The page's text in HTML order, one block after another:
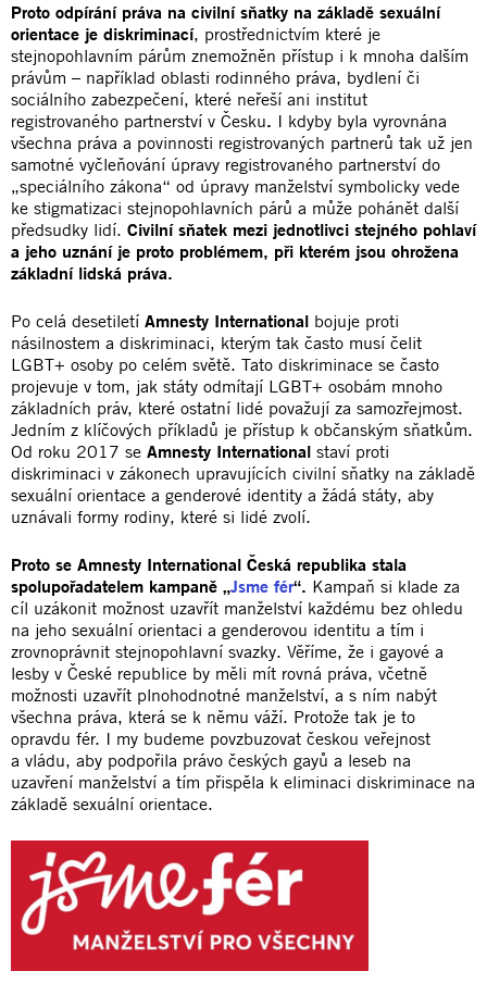
Proto odpírání práva na civilní sňatky na základě sexuální
orientace je diskriminací, prostřednictvím které je
stejnopohlavním párům znemožněn přístup i k mnoha dalším
právům – například oblasti rodinného práva, bydlení či
sociálního zabezpečení, které neřeší ani institut
registrovaného partnerství v Česku. I kdyby byla vyrovnána
všechna práva a povinnosti registrovaných partnerů tak už jen
samotné vyčleňování úpravy registrovaného partnerství do
„speciálního zákona“ od úpravy manželství symbolicky vede
ke stigmatizaci stejnopohlavních párů a může pohánět další
předsudky lidí. Civilní sňatek mezi jednotlivci stejného pohlaví
a jeho uznání je proto problémem, při kterém jsou ohrožena
základní lidská práva.
Po celá desetiletí Amnesty International bojuje proti
násilnostem a diskriminaci, kterým tak často musí čelit
LGBT+ osoby po celém světě. Tato diskriminace se často
projevuje v tom, jak státy odmítají LGBT+ osobám mnoho
základních práv, které ostatní lidé považují za samozřejmost.
Jedním z klíčových příkladů je přístup k občanským sňatkům.
Od roku 2017 se Amnesty International staví proti
diskriminaci v zákonech upravujících civilní sňatky na základě
sexuální orientace a genderové identity a žádá státy, aby
uznávali formy rodiny, které si lidé zvolí.
Proto se Amnesty International Česká republika stala
spolupořadatelem kampaně „Jsme fér“. Kampaň si klade za
cíl uzákonit možnost uzavřít manželství každému bez ohledu
na jeho sexuální orientaci a genderovou identitu a tím i
zrovnoprávnit stejnopohlavní svazky. Věříme, že i gayové a
lesby v České republice by měli mít rovná práva, včetně
možnosti uzavřít plnohodnotné manželství, a s ním nabýt
všechna práva, která se k němu váží. Protože tak je to
opravdu fér. I my budeme povzbuzovat českou veřejnost
a vládu, aby podpořila právo českých gayů a leseb na
uzavření manželství a tím přispěla k eliminaci diskriminace na
základě sexuální orientace.